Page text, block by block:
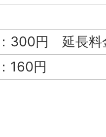
300円 延長料
160円